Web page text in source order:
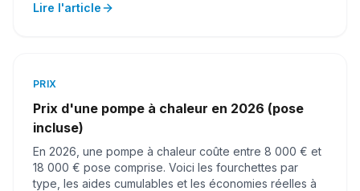
Lire l'article
PRIX
Prix d'une pompe à chaleur en 2026 (pose
incluse)
En 2026, une pompe à chaleur coûte entre 8 000 € et
18 000 € pose comprise. Voici les fourchettes par
type, les aides cumulables et les économies réelles à